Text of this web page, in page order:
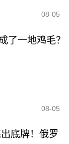
08-05
了一地鸡毛？
08-05
底牌！俄罗